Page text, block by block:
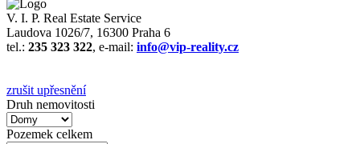
V. I. P. Real Estate Service
Laudova 1026/7, 16300 Praha 6
tel.: 235 323 322, e-mail: info@vip-reality.cz
zrušit upřesnění
Druh nemovitosti
Pozemek celkem